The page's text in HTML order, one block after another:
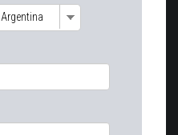
Argentina